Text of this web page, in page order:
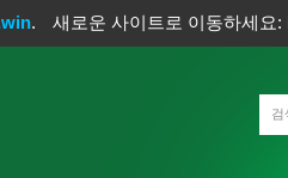
. 새로운 사이트로 이동하세요: